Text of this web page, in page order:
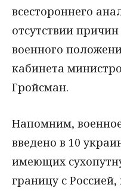
всестороннего
отсутствии
военного
кабинета
Гройсман.
Напомним,
введено в 10
имеющих
границу с